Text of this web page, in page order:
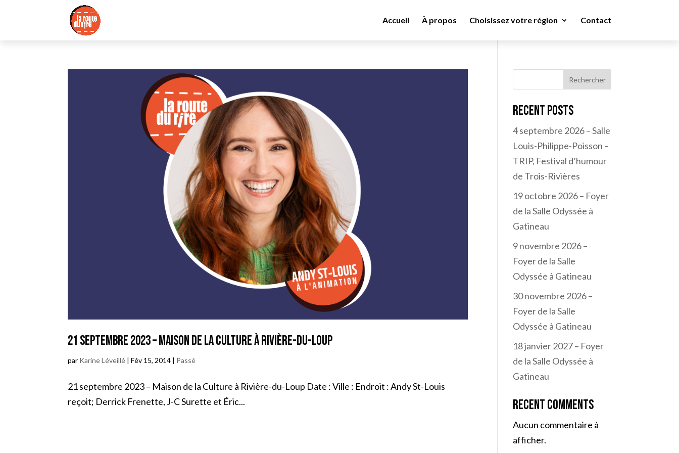
Accueil À propos Choisissez votre région Contact
21 septembre 2023 – Maison de la Culture à Rivière-du-Loup
par Karine Léveillé |Fév 15, 2014 | Passé
21 septembre 2023 – Maison de la Culture à Rivière-du-Loup Date : Ville : Endroit : Andy St-Louis
reçoit; Derrick Frenette, J-C Surette et Éric...
Rechercher
Recent Posts
4 septembre 2026 – Salle
Louis-Philippe-Poisson –
TRIP, Festival d’humour
de Trois-Rivières
19 octobre 2026 – Foyer
de la Salle Odyssée à
Gatineau
9 novembre 2026 –
Foyer de la Salle
Odyssée à Gatineau
30 novembre 2026 –
Foyer de la Salle
Odyssée à Gatineau
18 janvier 2027 – Foyer
de la Salle Odyssée à
Gatineau
Recent Comments
Aucun commentaire à
afficher.